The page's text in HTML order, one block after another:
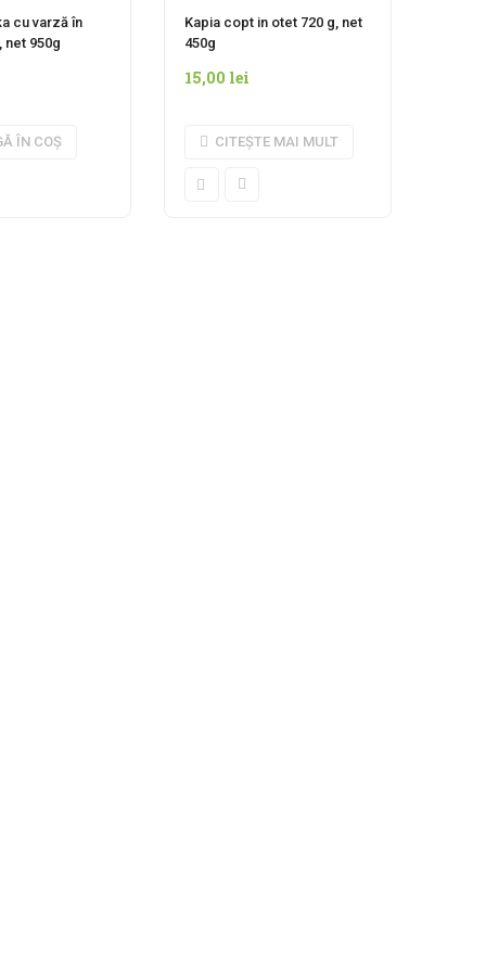
cu varză în
net 950g
ÎN COȘ
Kapia copt in otet 720 g, net
450g
15,00 lei
CITEȘTE MAI MULT